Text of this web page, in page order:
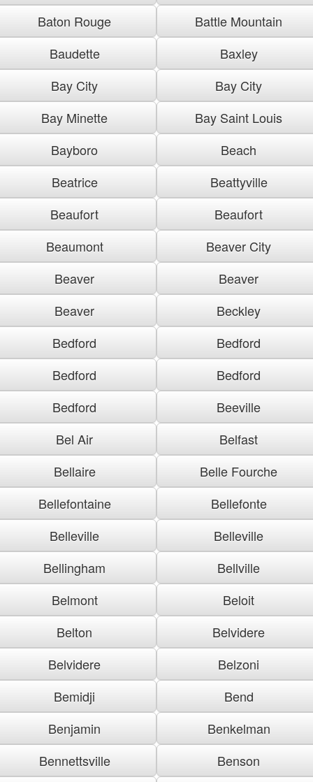
Baton Rouge
Battle Mountain
Baudette
Baxley
Bay City
Bay City
Bay Minette
Bay Saint Louis
Bayboro
Beach
Beatrice
Beattyville
Beaufort
Beaufort
Beaumont
Beaver City
Beaver
Beaver
Beaver
Beckley
Bedford
Bedford
Bedford
Bedford
Bedford
Beeville
Bel Air
Belfast
Bellaire
Belle Fourche
Bellefontaine
Bellefonte
Belleville
Belleville
Bellingham
Bellville
Belmont
Beloit
Belton
Belvidere
Belvidere
Belzoni
Bemidji
Bend
Benjamin
Benkelman
Bennettsville
Benson